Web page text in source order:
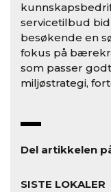
servicetilbud
besøkende en
fokus på
som passer
miljøstrategi,
Del artikkelen
SISTE LOKALER